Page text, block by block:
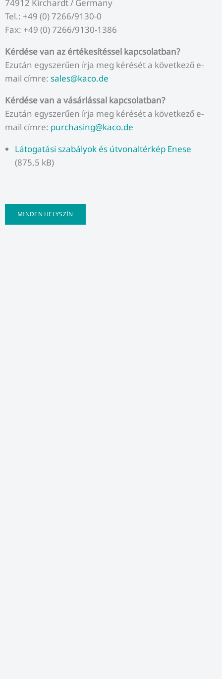
74912 Kirchardt / Germany
Tel.: +49 (0) 7266/9130-0
Fax: +49 (0) 7266/9130-1386
Kérdése van az értékesítéssel kapcsolatban?
Ezután egyszerűen írja meg kérését a következő e-
mail címre: sales@kaco.de
Kérdése van a vásárlással kapcsolatban?
Ezután egyszerűen írja meg kérését a következő e-
mail címre: purchasing@kaco.de
Látogatási szabályok és útvonaltérkép Enese
(875,5 kB)
MINDEN HELYSZÍN